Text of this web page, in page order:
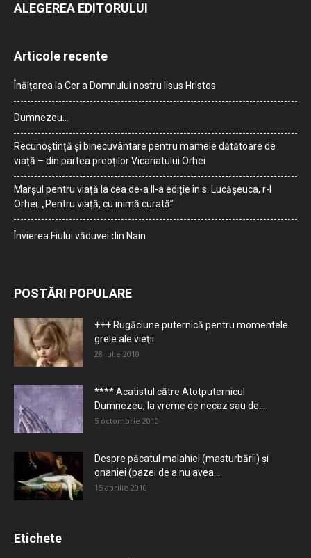
ALEGEREA EDITORULUI
Articole recente
Înălțarea la Cer a Domnului nostru Iisus Hristos
Dumnezeu…
Recunoștință și binecuvântare pentru mamele dătătoare de
viață – din partea preoților Vicariatului Orhei
Marșul pentru viață la cea de-a II-a ediție în s. Lucășeuca, r-l
Orhei: „Pentru viață, cu inimă curată”
Învierea Fiului văduvei din Nain
POSTĂRI POPULARE
+++ Rugăciune puternică pentru momentele
grele ale vieţii
28 iulie 2010
**** Acatistul către Atotputernicul
Dumnezeu, la vreme de necaz sau de...
5 octombrie 2010
Despre păcatul malahiei (masturbării) şi
onaniei (pazei de a nu avea...
15 aprilie 2010
Etichete